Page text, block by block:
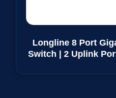
Longline 8 Port
Switch | 2 Uplink